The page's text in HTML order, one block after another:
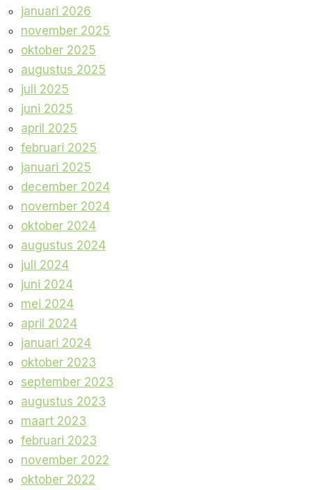
januari 2026
november 2025
oktober 2025
augustus 2025
juli 2025
juni 2025
april 2025
februari 2025
januari 2025
december 2024
november 2024
oktober 2024
augustus 2024
juli 2024
juni 2024
mei 2024
april 2024
januari 2024
oktober 2023
september 2023
augustus 2023
maart 2023
februari 2023
november 2022
oktober 2022